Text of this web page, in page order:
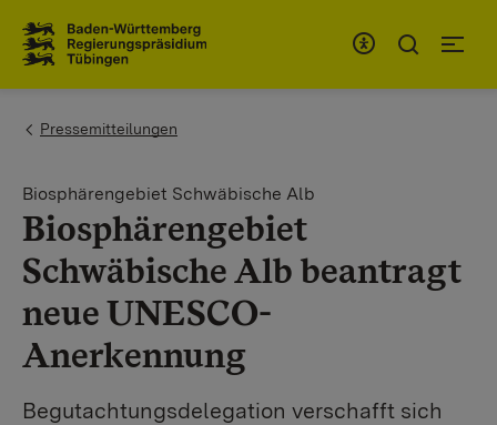
You are here:
Pressemitteilungen
Biosphärengebiet Schwäbische Alb
Biosphärengebiet
Schwäbische Alb beantragt
neue UNESCO-
Anerkennung
Begutachtungsdelegation verschafft sich